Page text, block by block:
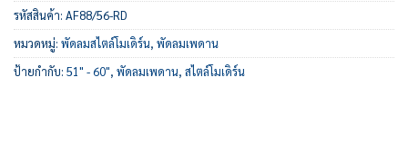
รหัสสินค้า: AF88/56-RD
หมวดหมู่: พัดลมสไตล์โมเดิร์น, พัดลมเพดาน
ป้ายกำกับ: 51" - 60", พัดลมเพดาน, สไตล์โมเดิร์น